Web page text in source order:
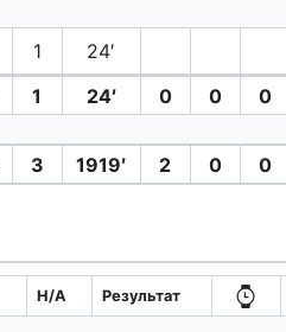
1 24′
1 24′ 0 0 0
3 1919′ 2 0 0
H/A Результат